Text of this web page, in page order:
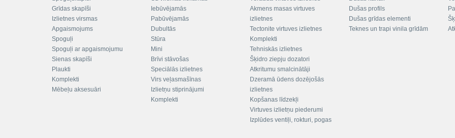
Grīdas skapīši
Izlietnes virsmas
Apgaismojums
Spoguļi
Spoguļi ar apgaismojumu
Sienas skapīši
Plaukti
Komplekti
Mēbeļu aksesuāri
Iebūvējamās
Pabūvējamās
Dubultās
Stūra
Mini
Brīvi stāvošas
Speciālās izlietnes
Virs veļasmašīnas
Izlietņu stiprinājumi
Komplekti
Akmens masas virtuves
izlietnes
Tectonite virtuves izlietnes
Komplekti
Tehniskās izlietnes
Šķidro ziepju dozatori
Atkritumu smalcinātāji
Dzeramā ūdens dozējošās
izlietnes
Kopšanas līdzekļi
Virtuves izlietņu piederumi
Izplūdes ventiļi, rokturi, pogas
Dušas profils
Dušas grīdas elementi
Teknes un trapi vinila grīdām